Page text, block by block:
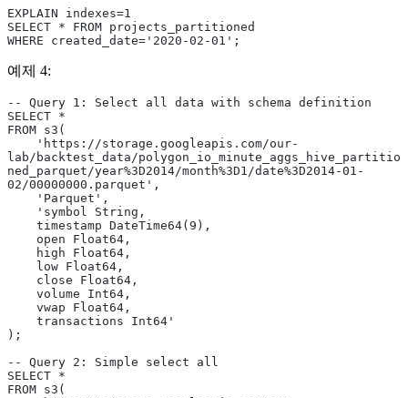
EXPLAIN indexes=1
SELECT * FROM projects_partitioned
WHERE created_date='2020-02-01';
예제 4:
-- Query 1: Select all data with schema definition
SELECT *
FROM s3(
lab/backtest_data/polygon_io_minute_aggs_hive_partitio
ned_parquet/year%3D2014/month%3D1/date%3D2014-01-
02/00000000.parquet',
    'Parquet',
    'symbol String,
    timestamp DateTime64(9),
    open Float64,
    high Float64,
    low Float64,
    close Float64,
    volume Int64,
    vwap Float64,
    transactions Int64'
);
-- Query 2: Simple select all
SELECT *
FROM s3(